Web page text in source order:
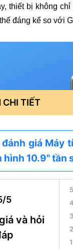
thiết bị không
đáng kể so với
CHI TIẾT
giá Máy
hình 10.9"
5
và hỏi